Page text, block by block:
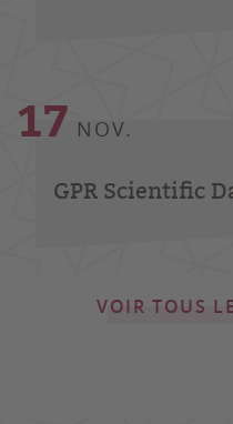
17 NOV.
GPR Scientific
VOIR TOUS